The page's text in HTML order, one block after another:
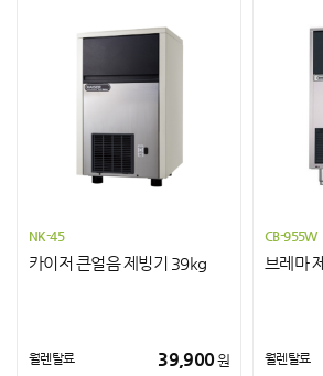
NK-45
카이저 큰얼음 제빙기 39kg
월렌탈료 39,900원
CB-955W
브레마
월렌탈료